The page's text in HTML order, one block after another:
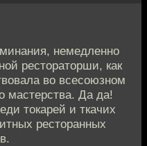
немедленно
рестораторши, как
во всесоюзном
мастерства. Да да!
токарей и ткачих
ресторанных